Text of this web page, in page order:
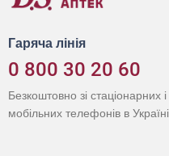
Гаряча лінія
0 800 30 20 60
Безкоштовно зі стаціонарних і
мобільних телефонів в Україні